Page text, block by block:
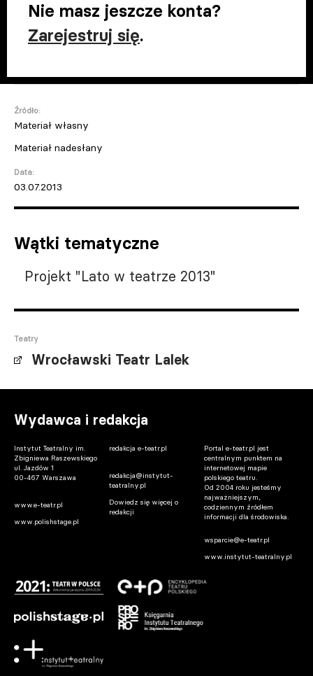
Nie masz jeszcze konta?
Zarejestruj się.
Źródło:
Materiał własny
Materiał nadesłany
Data:
03.07.2013
Wątki tematyczne
Projekt "Lato w teatrze 2013"
Teatry
Wrocławski Teatr Lalek
Wydawca i redakcja
Instytut Teatralny im.
Zbigniewa Raszewskiego
ul. Jazdów 1
00-467 Warszawa
www.e-teatr.pl
www.polishstage.pl
redakcja e-teatr.pl
redakcja@instytut-
teatralny.pl
Dowiedz się więcej o
redakcji
Portal e-teatr.pl jest
centralnym punktem na
internetowej mapie
polskiego teatru.
Od 2004 roku jesteśmy
najważniejszym,
codziennym źródłem
informacji dla środowiska.
wsparcie@e-teatr.pl
www.instytut-teatralny.pl